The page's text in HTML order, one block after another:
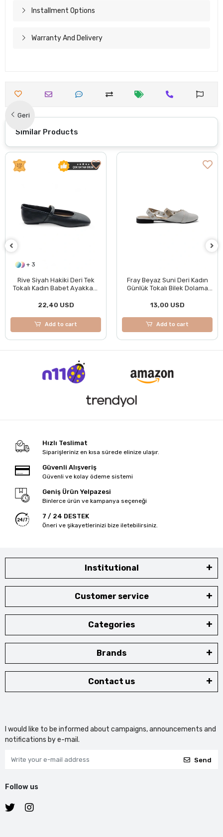
Geri
Installment Options
Warranty And Delivery
Similar Products
+ 3
Rive Siyah Hakiki Deri Tek
Tokalı Kadın Babet Ayakkabı
22,40 USD
Add to cart
Fray Beyaz Suni Deri Kadın
Günlük Tokalı Bilek Dolama
13,00 USD
Add to cart
Hızlı Teslimat
Siparişleriniz en kısa sürede elinize ulaşır.
Güvenli Alışveriş
Güvenli ve kolay ödeme sistemi
Geniş Ürün Yelpazesi
Binlerce ürün ve kampanya seçeneği
7 / 24 DESTEK
Öneri ve şikayetlerinizi bize iletebilirsiniz.
Institutional
Customer service
Categories
Brands
Contact us
I would like to be informed about campaigns, announcements and
notifications by e-mail.
Send
Follow us